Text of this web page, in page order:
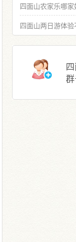
四面山农家乐哪家
四面山两日游体